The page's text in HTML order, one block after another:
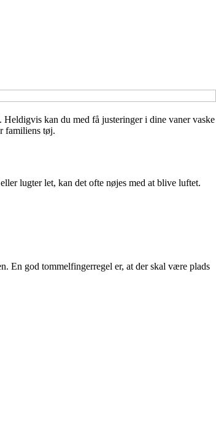
kan du med få justeringer i dine vaner vaske
familiens tøj.
lugter let, kan det ofte nøjes med at blive luftet.
En god tommelfingerregel er, at der skal være plads